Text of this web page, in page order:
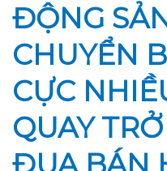
ĐỘNG
CHUYỂN
CỰC
QUAY